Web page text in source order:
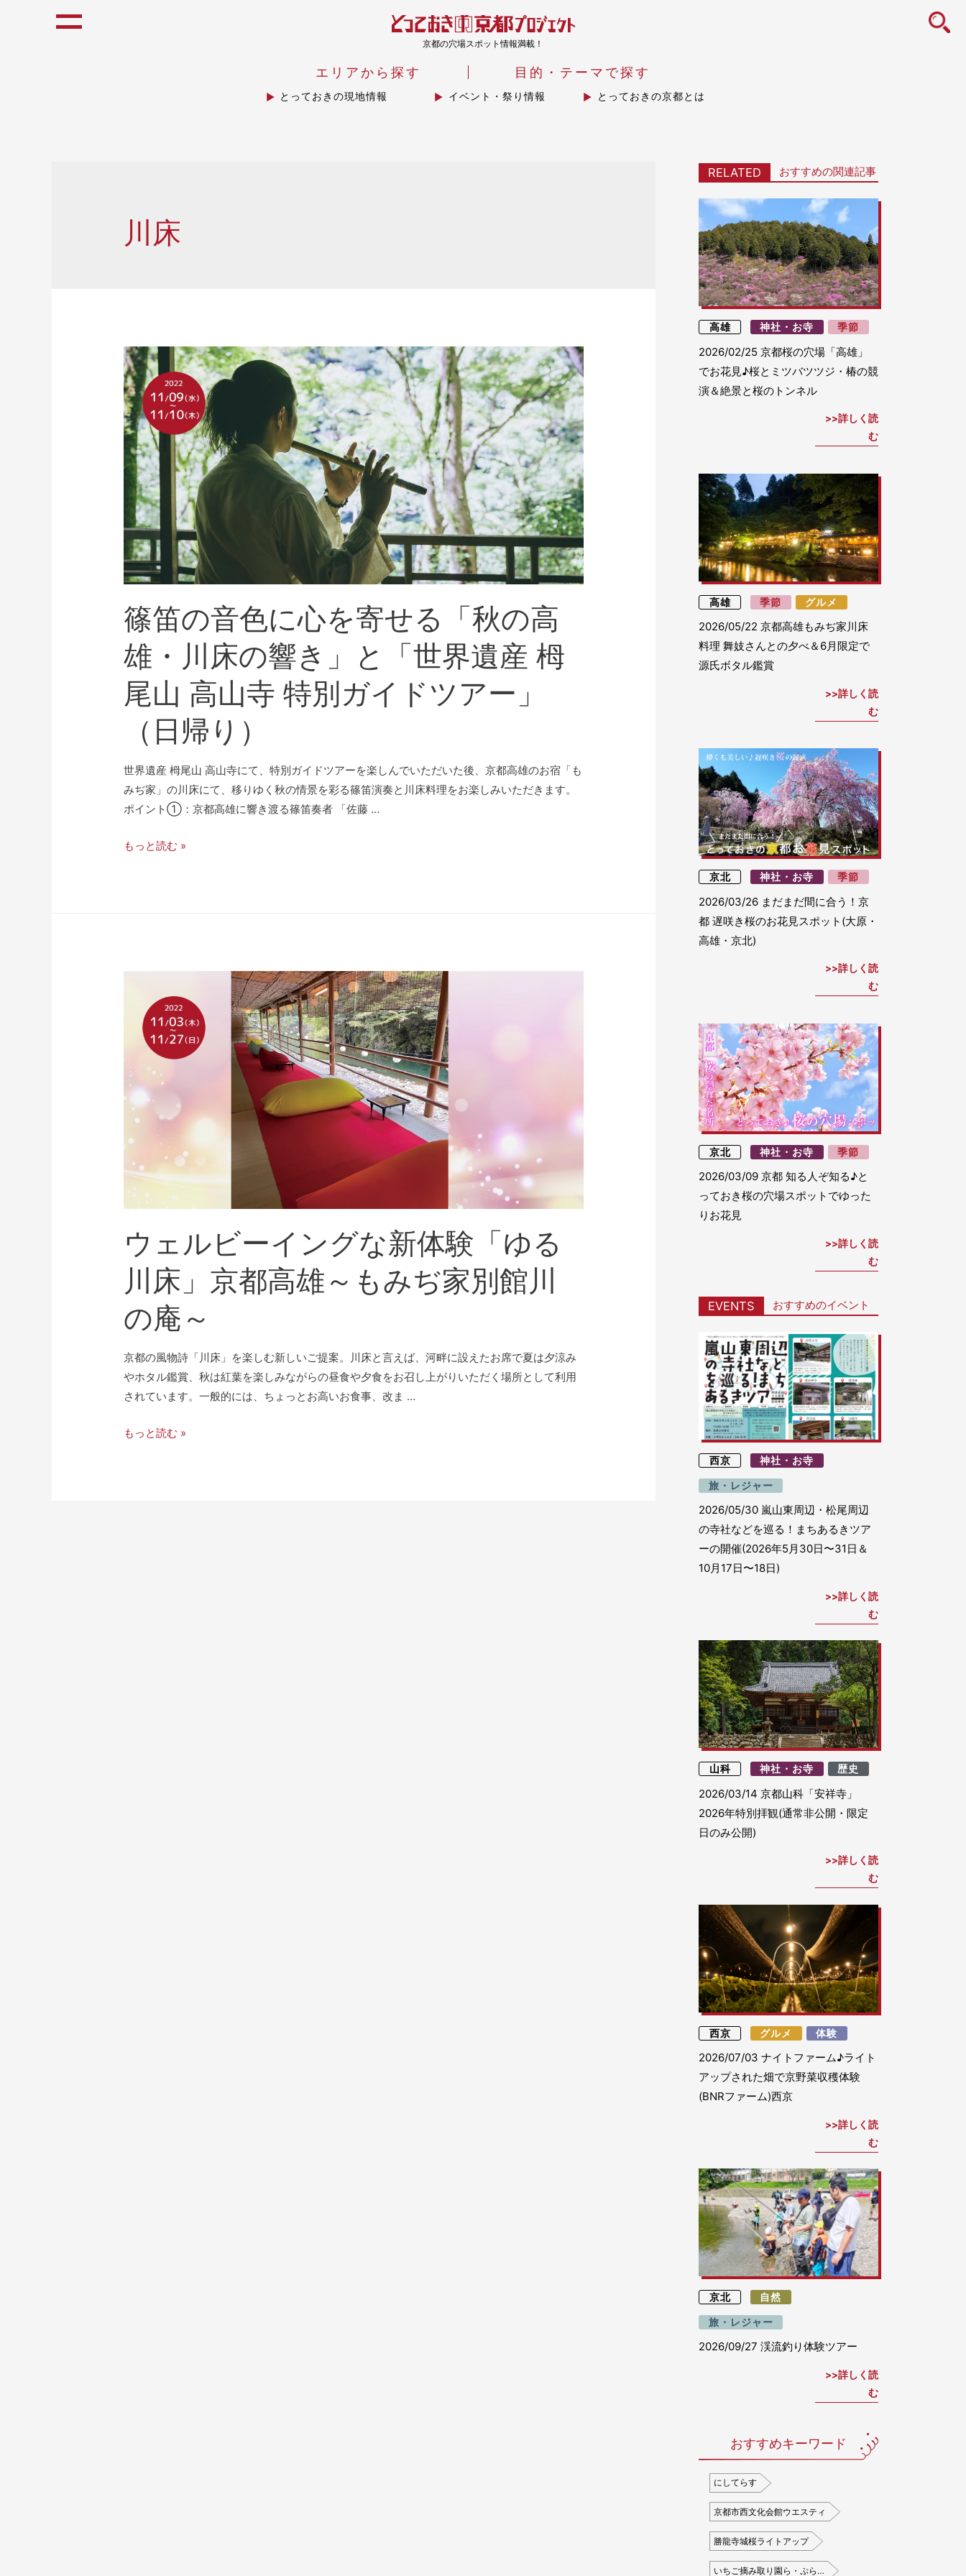
icon
京都の穴場スポット情報満載！
エリアから探す 目的・テーマで探す
とっておきの現地情報 イベント・祭り情報 とっておきの京都とは
川床
篠笛の音色に心を寄せる「秋の高
雄・川床の響き」と「世界遺産 栂
尾山 高山寺 特別ガイドツアー」
（日帰り）
世界遺産 栂尾山 高山寺にて、特別ガイドツアーを楽しんでいただいた後、京都高雄のお宿「も
みぢ家」の川床にて、移りゆく秋の情景を彩る篠笛演奏と川床料理をお楽しみいただきます。
ポイント①：京都高雄に響き渡る篠笛奏者 「佐藤 …
もっと読む »
ウェルビーイングな新体験「ゆる
川床」京都高雄～もみぢ家別館川
の庵～
京都の風物詩「川床」を楽しむ新しいご提案。川床と言えば、河畔に設えたお席で夏は夕涼み
やホタル鑑賞、秋は紅葉を楽しみながらの昼食や夕食をお召し上がりいただく場所として利用
されています。一般的には、ちょっとお高いお食事、改ま …
もっと読む »
RELATED おすすめの関連記事
高雄 神社・お寺 季節
2026/02/25 京都桜の穴場「高雄」
でお花見♪桜とミツバツツジ・椿の競
演＆絶景と桜のトンネル
詳しく読
む
高雄 季節 グルメ
2026/05/22 京都高雄もみぢ家川床
料理 舞妓さんとの夕べ＆6月限定で
源氏ボタル鑑賞
詳しく読
む
京北 神社・お寺 季節
2026/03/26 まだまだ間に合う！京
都 遅咲き桜のお花見スポット(大原・
高雄・京北)
詳しく読
む
京北 神社・お寺 季節
2026/03/09 京都 知る人ぞ知る♪と
っておき桜の穴場スポットでゆった
りお花見
詳しく読
む
EVENTS おすすめのイベント
西京 神社・お寺
旅・レジャー
2026/05/30 嵐山東周辺・松尾周辺
の寺社などを巡る！まちあるきツア
ーの開催(2026年5月30日〜31日＆
10月17日〜18日)
詳しく読
む
山科 神社・お寺 歴史
2026/03/14 京都山科「安祥寺」
2026年特別拝観(通常非公開・限定
日のみ公開)
詳しく読
む
西京 グルメ 体験
2026/07/03 ナイトファーム♪ライト
アップされた畑で京野菜収穫体験
(BNRファーム)西京
詳しく読
む
京北 自然
旅・レジャー
2026/09/27 渓流釣り体験ツアー
詳しく読
む
おすすめキーワード
にしてらす
京都市西文化会館ウエスティ
勝龍寺城桜ライトアップ
いちご摘み取り園ら・ぷら…